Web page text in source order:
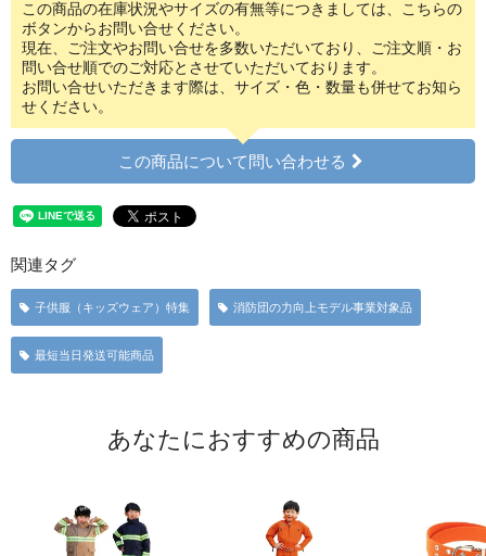
この商品の在庫状況やサイズの有無等につきましては、こちらの
ボタンからお問い合せください。
現在、ご注文やお問い合せを多数いただいており、ご注文順・お
問い合せ順でのご対応とさせていただいております。
お問い合せいただきます際は、サイズ・色・数量も併せてお知ら
せください。
この商品について問い合わせる
関連タグ
子供服（キッズウェア）特集 消防団の力向上モデル事業対象品
最短当日発送可能商品
あなたにおすすめの商品